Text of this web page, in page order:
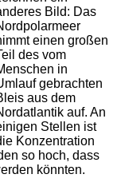
Bild: Das
einen großen
des vom
in
gebrachten
aus dem
auf. An
Stellen ist
Konzentration
so hoch, dass
könnten.